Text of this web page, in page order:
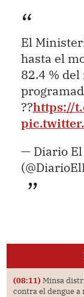
El
hasta el
82.4 %
??https://
— Diario
(08:11) Minsa
contra el dengue a